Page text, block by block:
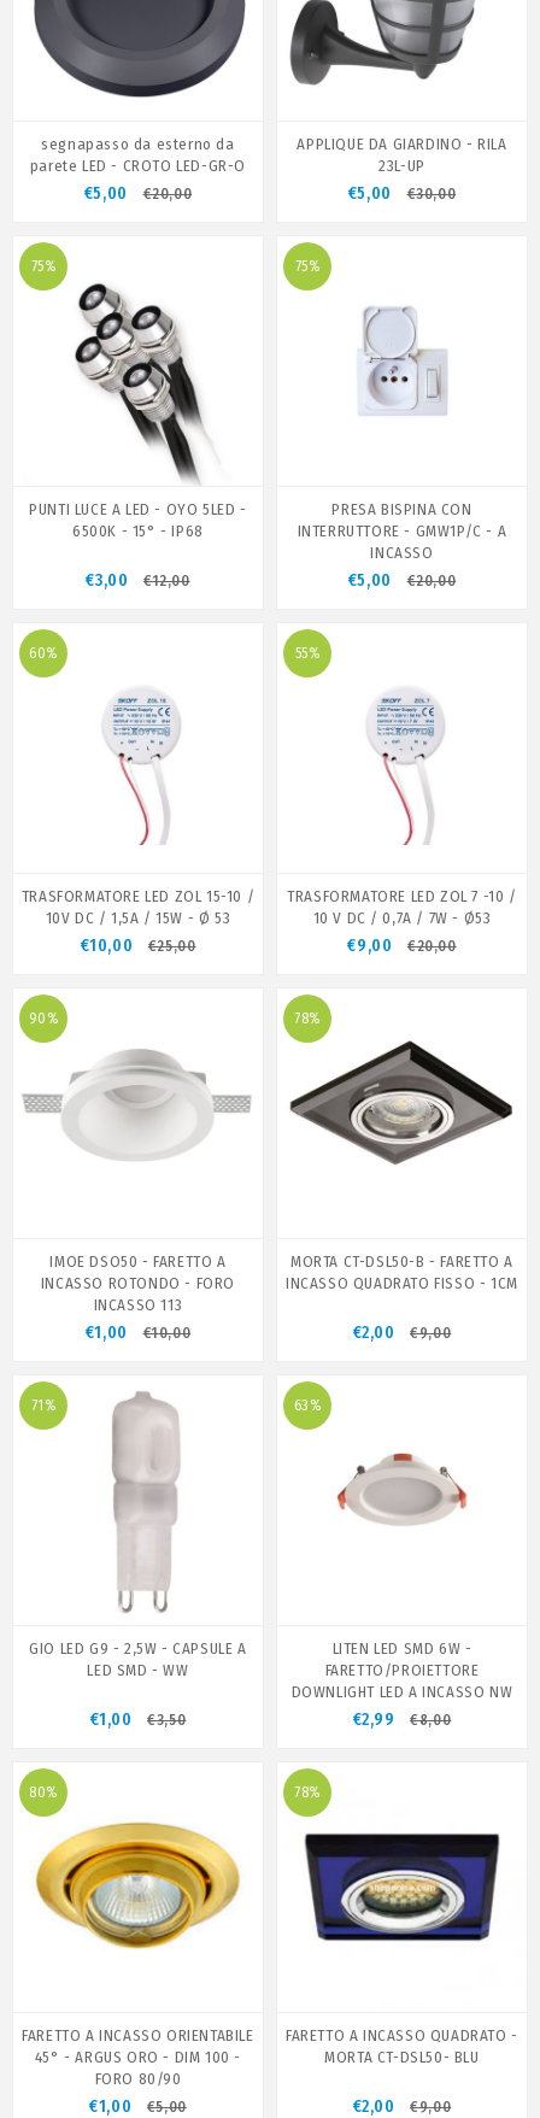
segnapasso da esterno da
parete LED - CROTO LED-GR-O
€5,00 €20,00
APPLIQUE DA GIARDINO - RILA
23L-UP
€5,00 €30,00
75%
PUNTI LUCE A LED - OYO 5LED -
6500K - 15° - IP68
€3,00 €12,00
75%
PRESA BISPINA CON
INTERRUTTORE - GMW1P/C - A
INCASSO
€5,00 €20,00
60%
TRASFORMATORE LED ZOL 15-10 /
10V DC / 1,5A / 15W - Ø 53
€10,00 €25,00
55%
TRASFORMATORE LED ZOL 7 -10 /
10 V DC / 0,7A / 7W - Ø53
€9,00 €20,00
90%
IMOE DSO50 - FARETTO A
INCASSO ROTONDO - FORO
INCASSO 113
€1,00 €10,00
78%
MORTA CT-DSL50-B - FARETTO A
INCASSO QUADRATO FISSO - 1CM
€2,00 €9,00
71%
GIO LED G9 - 2,5W - CAPSULE A
LED SMD - WW
€1,00 €3,50
63%
LITEN LED SMD 6W -
FARETTO/PROIETTORE
DOWNLIGHT LED A INCASSO NW
€2,99 €8,00
80%
FARETTO A INCASSO ORIENTABILE
45° - ARGUS ORO - DIM 100 -
FORO 80/90
€1,00 €5,00
78%
FARETTO A INCASSO QUADRATO -
MORTA CT-DSL50- BLU
€2,00 €9,00